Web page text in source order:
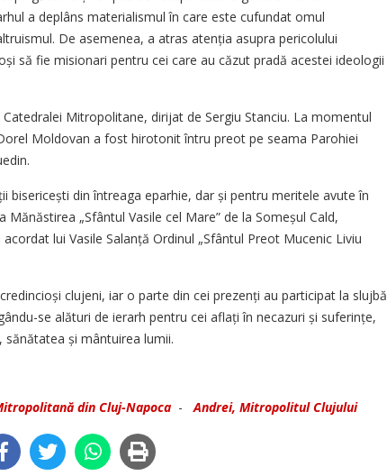
a deplâns materialismul în care este cufundat omul
De asemenea, a atras atenția asupra pericolului
să fie misionari pentru cei care au căzut pradă acestei ideologii
Mitropolitane, dirijat de Sergiu Stanciu. La momentul
Moldovan a fost hirotonit întru preot pe seama Parohiei
bisericești din întreaga eparhie, dar și pentru meritele avute în
„Sfântul Vasile cel Mare” de la Someșul Cald,
lui Vasile Salanță Ordinul „Sfântul Preot Mucenic Liviu
clujeni, iar o parte din cei prezenți au participat la slujbă
se alături de ierarh pentru cei aflați în necazuri și suferințe,
și mântuirea lumii.
din Cluj-Napoca -Andrei, Mitropolitul Clujului